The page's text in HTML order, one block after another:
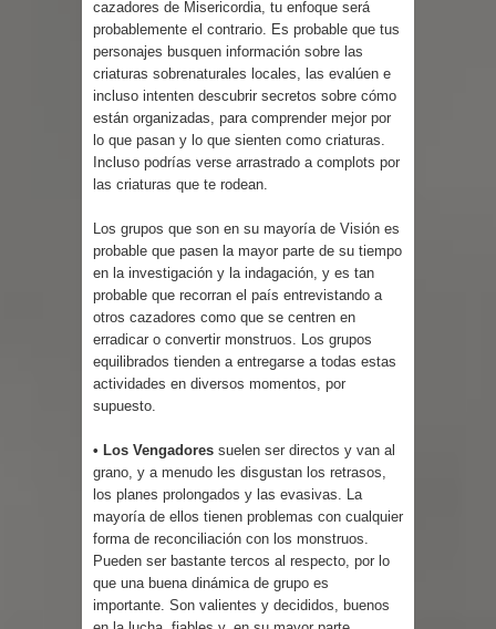
cazadores de Misericordia, tu enfoque será
probablemente el contrario. Es probable que tus
personajes busquen información sobre las
criaturas sobrenaturales locales, las evalúen e
incluso intenten descubrir secretos sobre cómo
están organizadas, para comprender mejor por
lo que pasan y lo que sienten como criaturas.
Incluso podrías verse arrastrado a complots por
las criaturas que te rodean.
Los grupos que son en su mayoría de Visión es
probable que pasen la mayor parte de su tiempo
en la investigación y la indagación, y es tan
probable que recorran el país entrevistando a
otros cazadores como que se centren en
erradicar o convertir monstruos. Los grupos
equilibrados tienden a entregarse a todas estas
actividades en diversos momentos, por
supuesto.
• Los Vengadores suelen ser directos y van al
grano, y a menudo les disgustan los retrasos,
los planes prolongados y las evasivas. La
mayoría de ellos tienen problemas con cualquier
forma de reconciliación con los monstruos.
Pueden ser bastante tercos al respecto, por lo
que una buena dinámica de grupo es
importante. Son valientes y decididos, buenos